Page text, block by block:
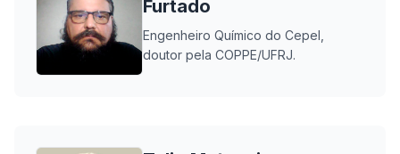
Furtado
Engenheiro Químico do Cepel,
doutor pela COPPE/UFRJ.